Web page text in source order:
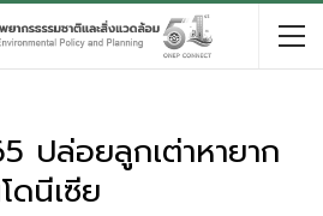
ปล่อยลูกเต่าหายาก
ดนีเซีย